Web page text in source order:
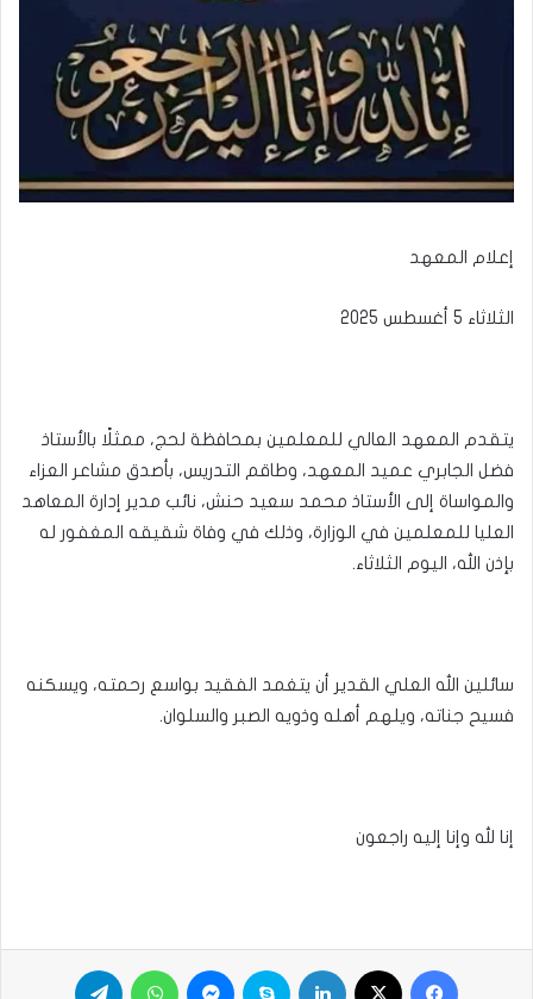
إعلام المعهد
الثلاثاء 5 أغسطس 2025
يتقدم المعهد العالي للمعلمين بمحافظة لحج، ممثلًا بالأستاذ
فضل الجابري عميد المعهد، وطاقم التدريس، بأصدق مشاعر العزاء
والمواساة إلى الأستاذ محمد سعيد حنش، نائب مدير إدارة المعاهد
العليا للمعلمين في الوزارة، وذلك في وفاة شقيقه المغفور له
بإذن الله، اليوم الثلاثاء.
سائلين الله العلي القدير أن يتغمد الفقيد بواسع رحمته، ويسكنه
فسيح جناته، ويلهم أهله وذويه الصبر والسلوان.
إنا لله وإنا إليه راجعون